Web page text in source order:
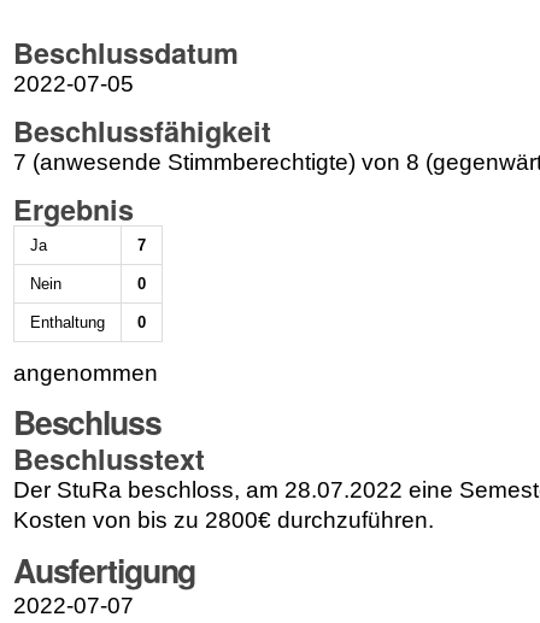
Beschlussdatum
2022-07-05
Beschlussfähigkeit
7 (anwesende Stimmberechtigte) von 8
Ergebnis
Ja 7
Nein 0
Enthaltung 0
angenommen
Beschluss
Beschlusstext
Der StuRa beschloss, am 28.07.2022 eine
Kosten von bis zu 2800€ durchzuführen.
Ausfertigung
2022-07-07